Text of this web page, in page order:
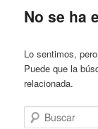
No se ha
Lo sentimos,
Puede que la
relacionada.
Buscar